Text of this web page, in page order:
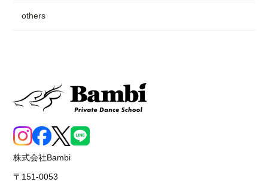
others
株式会社Bambi
〒151-0053